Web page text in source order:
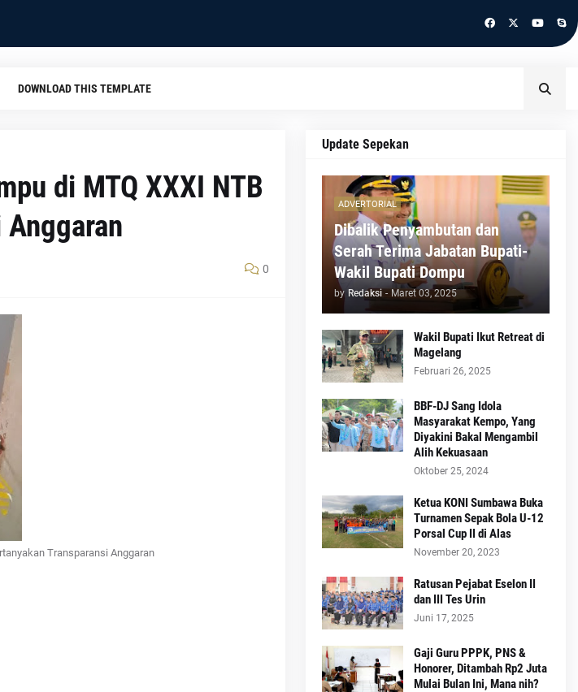
DOWNLOAD THIS TEMPLATE
di MTQ XXXI NTB
0
Transparansi Anggaran
Update Sepekan
ADVERTORIAL
Dibalik Penyambutan dan
Serah Terima Jabatan Bupati-
Wakil Bupati Dompu
by Redaksi - Maret 03, 2025
Wakil Bupati Ikut Retreat di
Magelang
Februari 26, 2025
BBF-DJ Sang Idola
Masyarakat Kempo, Yang
Diyakini Bakal Mengambil
Alih Kekuasaan
Oktober 25, 2024
Ketua KONI Sumbawa Buka
Turnamen Sepak Bola U-12
Porsal Cup II di Alas
November 20, 2023
Ratusan Pejabat Eselon II
dan III Tes Urin
Juni 17, 2025
Gaji Guru PPPK, PNS &
Honorer, Ditambah Rp2 Juta
Mulai Bulan Ini, Mana nih?